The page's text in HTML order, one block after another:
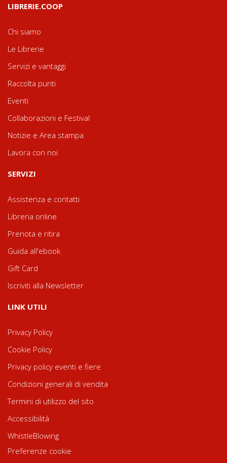
LIBRERIE.COOP
Chi siamo
Le Librerie
Servizi e vantaggi
Raccolta punti
Eventi
Collaborazioni e Festival
Notizie e Area stampa
Lavora con noi
SERVIZI
Assistenza e contatti
Libreria online
Prenota e ritira
Guida all'ebook
Gift Card
Iscriviti alla Newsletter
LINK UTILI
Privacy Policy
Cookie Policy
Privacy policy eventi e fiere
Condizioni generali di vendita
Termini di utilizzo del sito
Accessibilità
WhistleBlowing
Preferenze cookie